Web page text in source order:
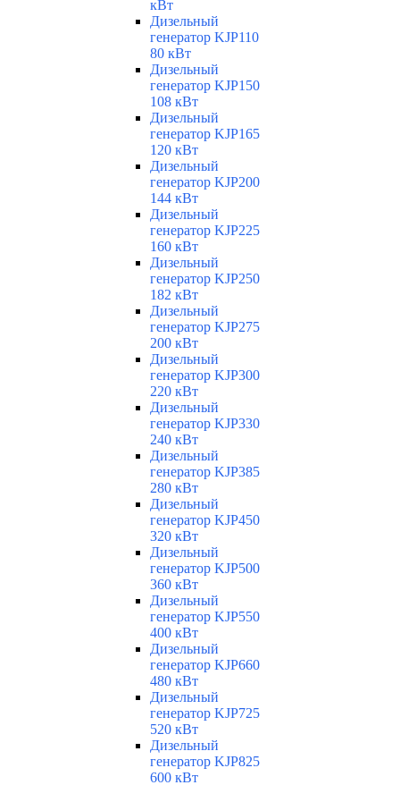
кВт
Дизельный
генератор KJP110
80 кВт
Дизельный
генератор KJP150
108 кВт
Дизельный
генератор KJP165
120 кВт
Дизельный
генератор KJP200
144 кВт
Дизельный
генератор KJP225
160 кВт
Дизельный
генератор KJP250
182 кВт
Дизельный
генератор KJP275
200 кВт
Дизельный
генератор KJP300
220 кВт
Дизельный
генератор KJP330
240 кВт
Дизельный
генератор KJP385
280 кВт
Дизельный
генератор KJP450
320 кВт
Дизельный
генератор KJP500
360 кВт
Дизельный
генератор KJP550
400 кВт
Дизельный
генератор KJP660
480 кВт
Дизельный
генератор KJP725
520 кВт
Дизельный
генератор KJP825
600 кВт